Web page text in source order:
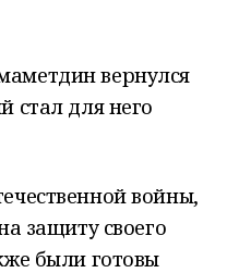
вернулся
стал для него
войны,
защиту своего
были готовы